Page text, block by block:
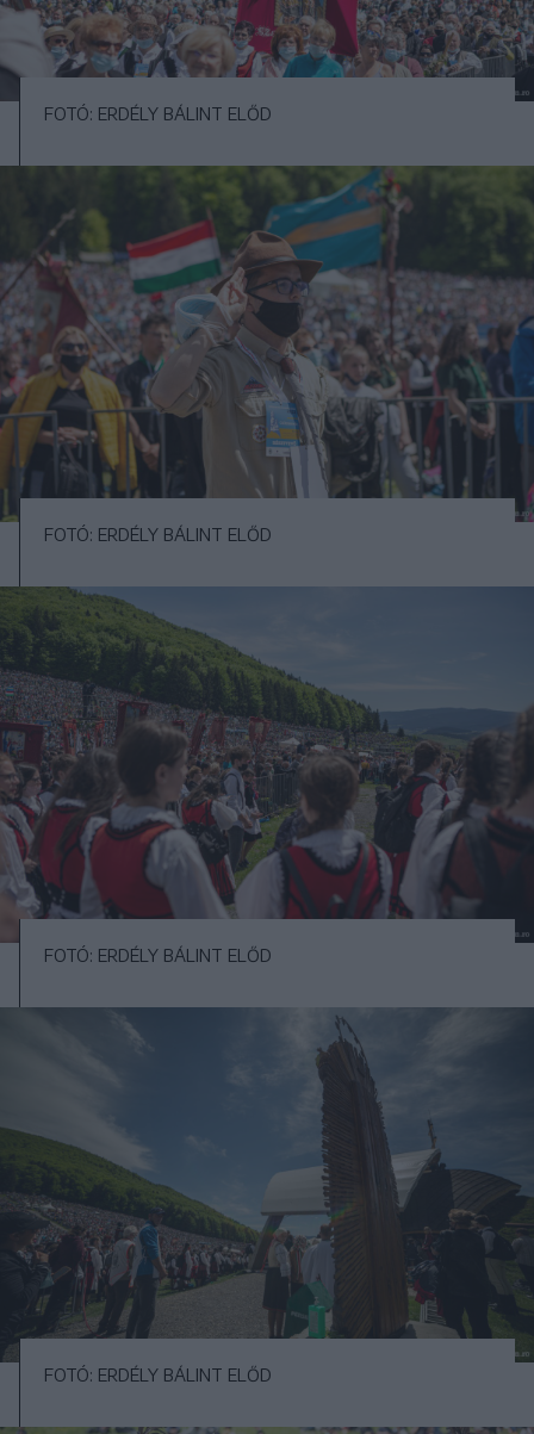
FOTÓ: ERDÉLY BÁLINT ELŐD
FOTÓ: ERDÉLY BÁLINT ELŐD
FOTÓ: ERDÉLY BÁLINT ELŐD
FOTÓ: ERDÉLY BÁLINT ELŐD